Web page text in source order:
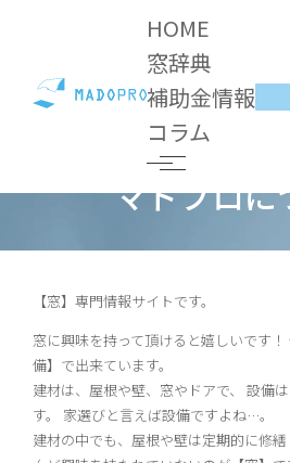
HOME
窓辞典
補助金情報
コラム
マドプロについて
マドプロに
【窓】専門情報サイトです。
窓に興味を持って頂けると嬉しいです
備】で出来ています。
建材は、屋根や壁、窓やドアで、 設備
す。 家選びと言えば設備ですよね…。
建材の中でも、屋根や壁は定期的に修